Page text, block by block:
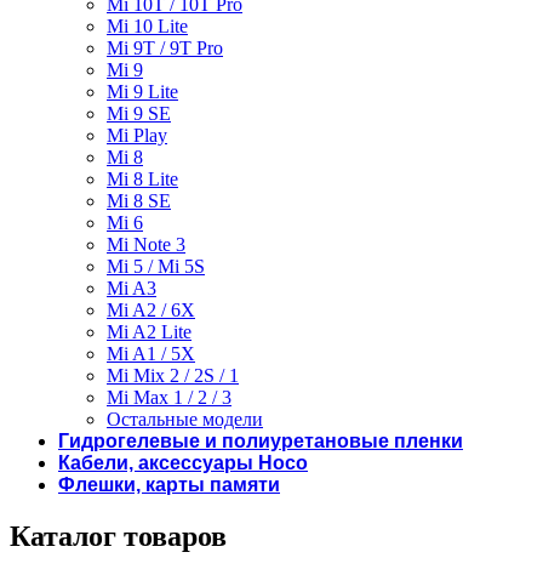
Mi 10 Lite
Mi 9T / 9T Pro
Mi 9
Mi 9 Lite
Mi 9 SE
Mi Play
Mi 8
Mi 8 Lite
Mi 8 SE
Mi 6
Mi Note 3
Mi 5 / Mi 5S
Mi A3
Mi A2 / 6X
Mi A2 Lite
Mi A1 / 5X
Mi Mix 2 / 2S / 1
Mi Max 1 / 2 / 3
Остальные модели
Гидрогелевые и полиуретановые пленки
Кабели, аксессуары Hoco
Флешки, карты памяти
Каталог товаров